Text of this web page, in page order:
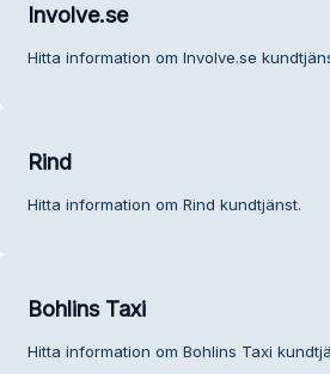
Involve.se
Hitta information om Involve.se
Rind
Hitta information om Rind kundtjänst.
Bohlins Taxi
Hitta information om Bohlins Taxi